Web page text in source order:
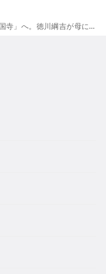
母に捧げた祈りと、一言地蔵に託す願い。